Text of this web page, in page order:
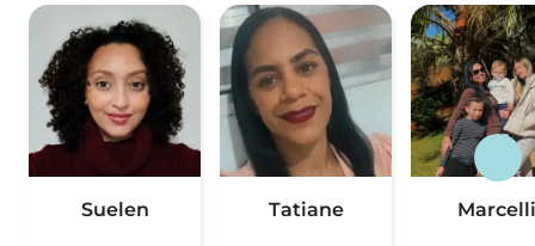
Suelen Tatiane Marcelli